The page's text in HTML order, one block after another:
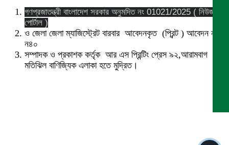
গণপ্রজাতন্ত্রী বাংলাদেশ সরকার অনুমদিত নং 01021/2025 ( নিউজ
পোর্টাল )
ও জেলা জেলা ম্যাজিস্ট্রেট বারবার আবেদনকৃত (প্রিন্ট ) আবেদন নং
ন৪০
সম্পাদক ও প্রকাশক কর্তৃক আর এস প্রিন্টিং প্রেস ৯২,আরামবাগ
মতিঝিল বাণিজ্যিক এলাকা হতে মুদ্রিত।